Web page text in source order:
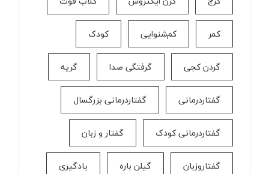
کمر کم‌شنوایی کودک
گردن کجی گرفتگی صدا گریه
گفتاردرمانی گفتاردرمانی بزرگسال
گفتاردرمانی کودک گفتار و زبان
گفتاروزبان گیلن باره یادگیری